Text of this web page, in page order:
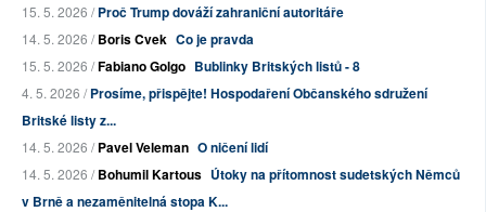
15. 5. 2026 /Proč Trump dováží zahraniční autoritáře
14. 5. 2026 /Boris Cvek Co je pravda
15. 5. 2026 /Fabiano Golgo Bublinky Britských listů - 8
4. 5. 2026 /Prosíme, přispějte! Hospodaření Občanského sdružení
Britské listy z...
14. 5. 2026 /Pavel Veleman O ničení lidí
14. 5. 2026 /Bohumil Kartous Útoky na přítomnost sudetských Němců
v Brně a nezaměnitelná stopa K...